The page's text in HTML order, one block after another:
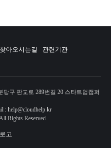
찾아오시는길 관련기관
당구 판교로 289번길 20 스타트업캠퍼
: help@cloudhelp.kr
Rights Reserved.